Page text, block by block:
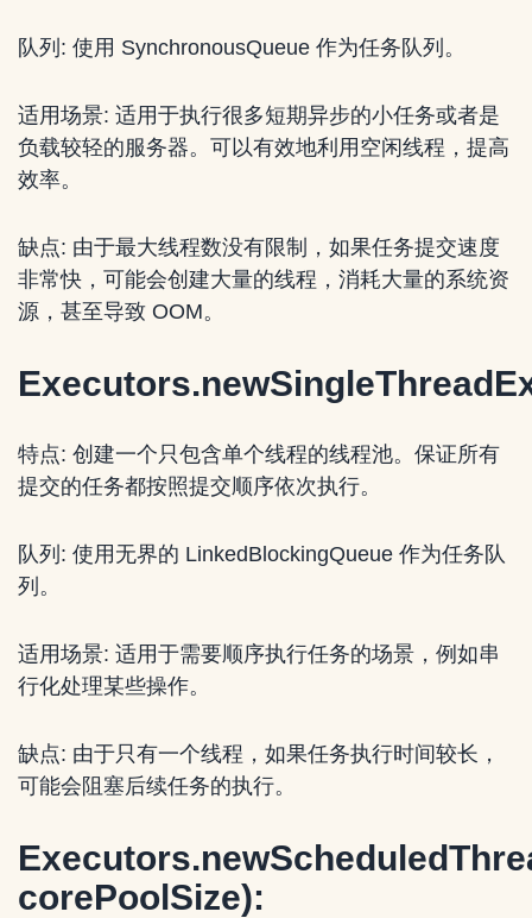
队列: 使用 SynchronousQueue 作为任务队列。
适用场景: 适用于执行很多短期异步的小任务或者是
负载较轻的服务器。可以有效地利用空闲线程，提高
效率。
缺点: 由于最大线程数没有限制，如果任务提交速度
非常快，可能会创建大量的线程，消耗大量的系统资
源，甚至导致 OOM。
特点: 创建一个只包含单个线程的线程池。保证所有
提交的任务都按照提交顺序依次执行。
队列: 使用无界的 LinkedBlockingQueue 作为任务队
列。
适用场景: 适用于需要顺序执行任务的场景，例如串
行化处理某些操作。
缺点: 由于只有一个线程，如果任务执行时间较长，
可能会阻塞后续任务的执行。
corePoolSize):